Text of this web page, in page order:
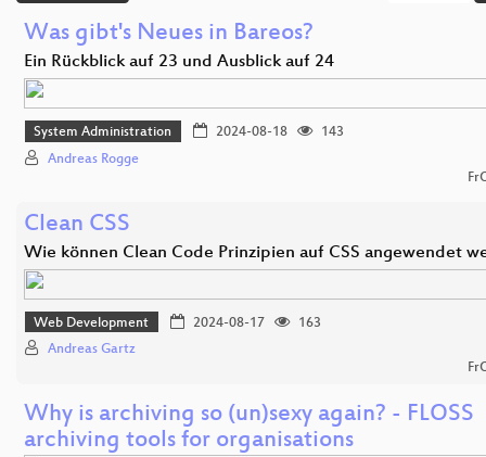
Was gibt's Neues in Bareos?
Ein Rückblick auf 23 und Ausblick auf 24
System Administration 2024-08-18
143
Andreas Rogge
Clean CSS
Wie können Clean Code Prinzipien auf CSS angewendet
Web Development 2024-08-17
163
Andreas Gartz
Why is archiving so (un)sexy again? - FLOSS
archiving tools for organisations